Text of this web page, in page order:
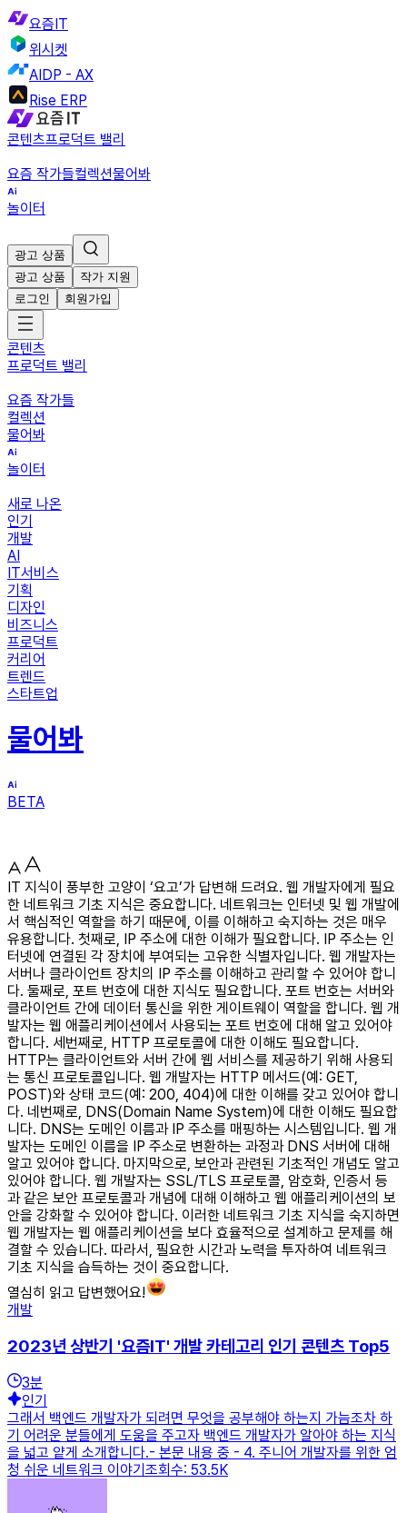
요즘IT
위시켓
AIDP - AX
Rise ERP
콘텐츠프로덕트 밸리
요즘 작가들컬렉션물어봐
놀이터
광고 상품
광고 상품
작가 지원
로그인
회원가입
콘텐츠
프로덕트 밸리
요즘 작가들
컬렉션
물어봐
놀이터
새로 나온
인기
개발
AI
IT서비스
기획
디자인
비즈니스
프로덕트
커리어
트렌드
스타트업
물어봐
BETA
IT 지식이 풍부한 고양이 ‘요고’가 답변해 드려요. 웹 개발자에게 필요
한 네트워크 기초 지식은 중요합니다. 네트워크는 인터넷 및 웹 개발에
서 핵심적인 역할을 하기 때문에, 이를 이해하고 숙지하는 것은 매우
유용합니다. 첫째로, IP 주소에 대한 이해가 필요합니다. IP 주소는 인
터넷에 연결된 각 장치에 부여되는 고유한 식별자입니다. 웹 개발자는
서버나 클라이언트 장치의 IP 주소를 이해하고 관리할 수 있어야 합니
다. 둘째로, 포트 번호에 대한 지식도 필요합니다. 포트 번호는 서버와
클라이언트 간에 데이터 통신을 위한 게이트웨이 역할을 합니다. 웹 개
발자는 웹 애플리케이션에서 사용되는 포트 번호에 대해 알고 있어야
합니다. 세번째로, HTTP 프로토콜에 대한 이해도 필요합니다.
HTTP는 클라이언트와 서버 간에 웹 서비스를 제공하기 위해 사용되
는 통신 프로토콜입니다. 웹 개발자는 HTTP 메서드(예: GET,
POST)와 상태 코드(예: 200, 404)에 대한 이해를 갖고 있어야 합니
다. 네번째로, DNS(Domain Name System)에 대한 이해도 필요합
니다. DNS는 도메인 이름과 IP 주소를 매핑하는 시스템입니다. 웹 개
발자는 도메인 이름을 IP 주소로 변환하는 과정과 DNS 서버에 대해
알고 있어야 합니다. 마지막으로, 보안과 관련된 기초적인 개념도 알고
있어야 합니다. 웹 개발자는 SSL/TLS 프로토콜, 암호화, 인증서 등
과 같은 보안 프로토콜과 개념에 대해 이해하고 웹 애플리케이션의 보
안을 강화할 수 있어야 합니다. 이러한 네트워크 기초 지식을 숙지하면
웹 개발자는 웹 애플리케이션을 보다 효율적으로 설계하고 문제를 해
결할 수 있습니다. 따라서, 필요한 시간과 노력을 투자하여 네트워크
기초 지식을 습득하는 것이 중요합니다.
열심히 읽고 답변했어요!
개발
2023년 상반기 '요즘IT' 개발 카테고리 인기 콘텐츠 Top5
3분
인기
그래서 백엔드 개발자가 되려면 무엇을 공부해야 하는지 가늠조차 하
기 어려운 분들에게 도움을 주고자 백엔드 개발자가 알아야 하는 지식
을 넓고 얕게 소개합니다.- 본문 내용 중 - 4. 주니어 개발자를 위한 엄
청 쉬운 네트워크 이야기조회수: 53.5K